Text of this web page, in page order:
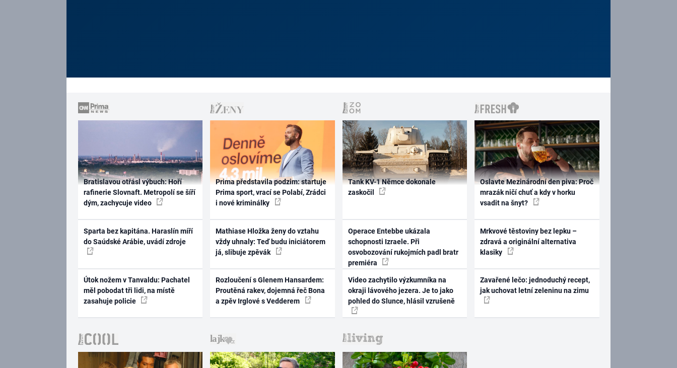
Bratislavou otřásl výbuch: Hoří
rafinerie Slovnaft. Metropolí se šíří
dým, zachycuje video
Sparta bez kapitána. Haraslín míří
do Saúdské Arábie, uvádí zdroje
Útok nožem v Tanvaldu: Pachatel
měl pobodat tři lidi, na místě
zasahuje policie
Prima představila podzim: startuje
Prima sport, vrací se Polabí, Zrádci
i nové kriminálky
Mathiase Hložka ženy do vztahu
vždy uhnaly: Teď budu iniciátorem
já, slibuje zpěvák
Rozloučení s Glenem Hansardem:
Proutěná rakev, dojemná řeč Bona
a zpěv Irglové s Vedderem
Tank KV-1 Němce dokonale
zaskočil
Operace Entebbe ukázala
schopnosti Izraele. Při
osvobozování rukojmích padl bratr
premiéra
Video zachytilo výzkumníka na
okraji lávového jezera. Je to jako
pohled do Slunce, hlásil vzrušeně
Oslavte Mezinárodní den piva: Proč
mrazák ničí chuť a kdy v horku
vsadit na šnyt?
Mrkvové těstoviny bez lepku –
zdravá a originální alternativa
klasiky
Zavařené lečo: jednoduchý recept,
jak uchovat letní zeleninu na zimu